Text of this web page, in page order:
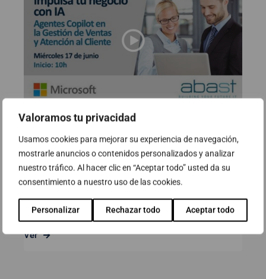
Valoramos tu privacidad
Usamos cookies para mejorar su experiencia de navegación,
mostrarle anuncios o contenidos personalizados y analizar
nuestro tráfico. Al hacer clic en “Aceptar todo” usted da su
consentimiento a nuestro uso de las cookies.
Personalizar Rechazar todo Aceptar todo
Webinar: Impulsa el teu negoci
amb IA – Agents Copilot en la
Gestió de Vendes i Atenció al
client
17 de juny de 2026
Ver